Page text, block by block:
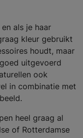
als je haar
kleur gebruikt
houdt, maar
uitgevoerd
ook
in combinatie met
heel graag al
of Rotterdamse